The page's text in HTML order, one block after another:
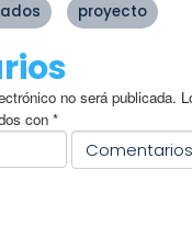
proyecto
no será publicada.
con *